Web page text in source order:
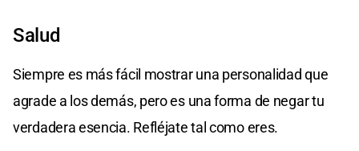
Salud
Siempre es más fácil mostrar una personalidad que
agrade a los demás, pero es una forma de negar tu
verdadera esencia. Refléjate tal como eres.